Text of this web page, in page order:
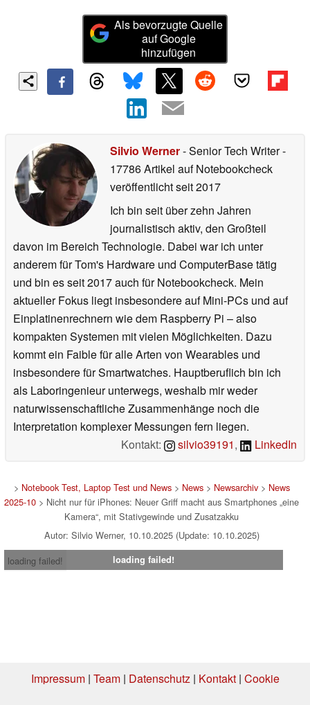
Als bevorzugte Quelle
auf Google
hinzufügen
Silvio Werner- Senior Tech Writer-
17786 Artikel auf Notebookcheck
veröffentlichtseit 2017
Ich bin seit über zehn Jahren
journalistisch aktiv, den Großteil
davon im Bereich Technologie. Dabei war ich unter
anderem für Tom's Hardware und ComputerBase tätig
und bin es seit 2017 auch für Notebookcheck. Mein
aktueller Fokus liegt insbesondere auf Mini-PCs und auf
Einplatinenrechnern wie dem Raspberry Pi – also
kompakten Systemen mit vielen Möglichkeiten. Dazu
kommt ein Faible für alle Arten von Wearables und
insbesondere für Smartwatches. Hauptberuflich bin ich
als Laboringenieur unterwegs, weshalb mir weder
naturwissenschaftliche Zusammenhänge noch die
Interpretation komplexer Messungen fern liegen.
Kontakt:
silvio39191, LinkedIn
> Notebook Test, Laptop Test und News> News> Newsarchiv> News
2025-10 > Nicht nur für iPhones: Neuer Griff macht aus Smartphones „eine
Kamera“, mit Stativgewinde und Zusatzakku
Autor: Silvio Werner, 10.10.2025 (Update: 10.10.2025)
loading failed!
loading failed!
Impressum| Team| Datenschutz| Kontakt| Cookie